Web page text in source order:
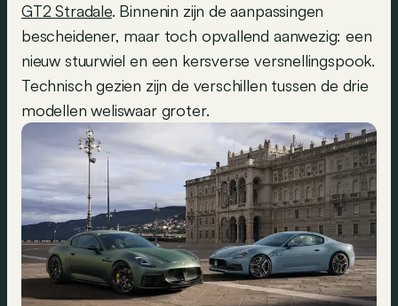
GT2 Stradale. Binnenin zijn de aanpassingen
bescheidener, maar toch opvallend aanwezig: een
nieuw stuurwiel en een kersverse versnellingspook.
Technisch gezien zijn de verschillen tussen de drie
modellen weliswaar groter.